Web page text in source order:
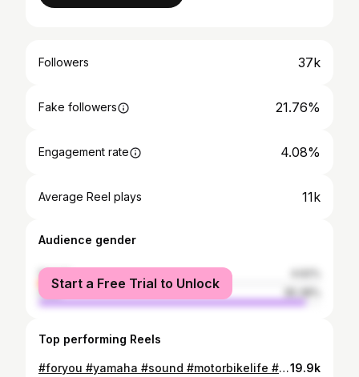
Followers 37k
Fake followers 21.76%
Engagement rate 4.08%
Average Reel plays 11k
Audience gender
female
male
Start a Free Trial to Unlock
Top performing Reels
#foryou #yamaha #sound #motorbikelife #motorcycle #motorcycles #motorcycle_moment19.9k